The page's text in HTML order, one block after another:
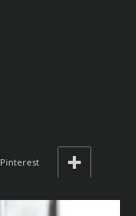
Pinterest